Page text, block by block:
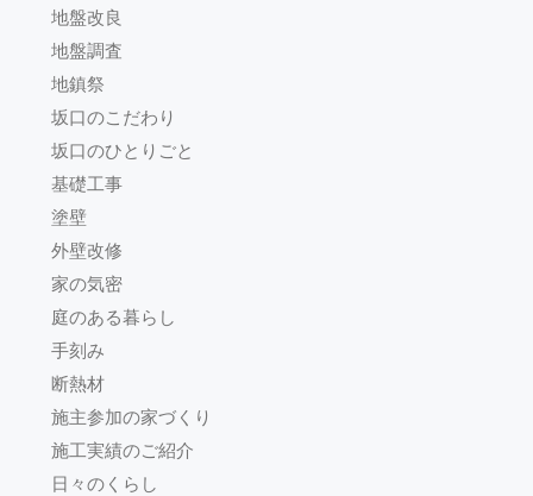
地盤改良
地盤調査
地鎮祭
坂口のこだわり
坂口のひとりごと
基礎工事
塗壁
外壁改修
家の気密
庭のある暮らし
手刻み
断熱材
施主参加の家づくり
施工実績のご紹介
日々のくらし